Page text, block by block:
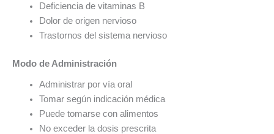
Deficiencia de vitaminas B
Dolor de origen nervioso
Trastornos del sistema nervioso
Modo de Administración
Administrar por vía oral
Tomar según indicación médica
Puede tomarse con alimentos
No exceder la dosis prescrita